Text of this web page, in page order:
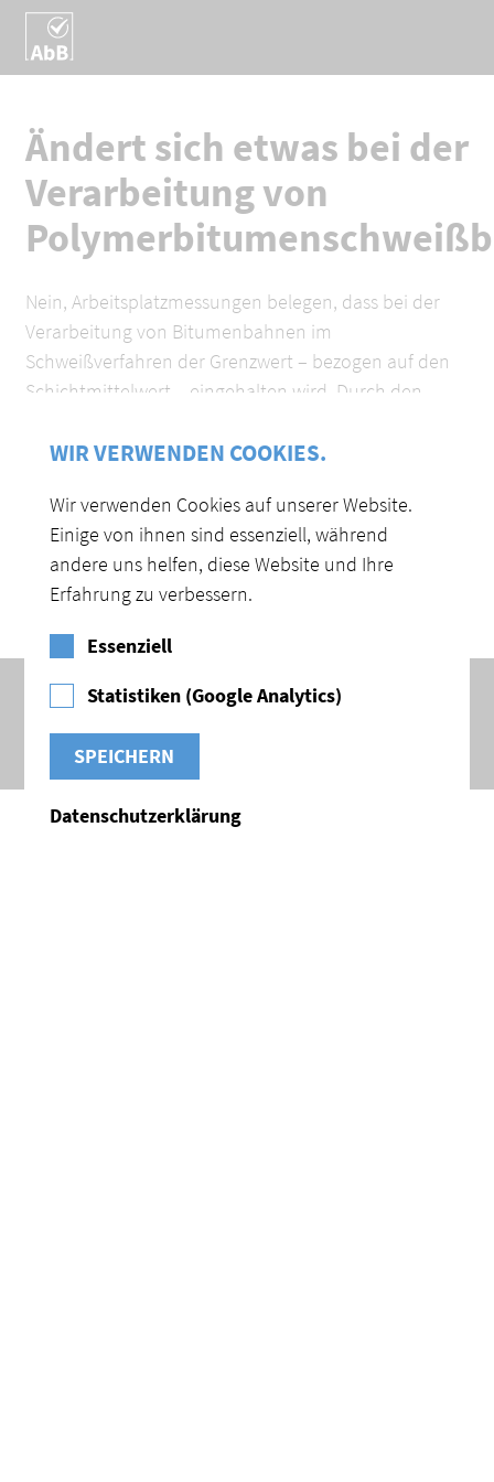
Ändert sich etwas bei der
Verarbeitung von
Nein, Arbeitsplatzmessungen belegen, dass bei der
Verarbeitung von Bitumenbahnen im
Schweißverfahren der Grenzwert – bezogen auf den
Schichtmittelwert – eingehalten wird. Durch den
Vorheriger Artikel Nächster Artikel
©2026 Aktionsbündnis Bitumen
Impressum
WIR VERWENDEN COOKIES.
Wir verwenden Cookies auf unserer Website.
Einige von ihnen sind essenziell, während
andere uns helfen, diese Website und Ihre
Erfahrung zu verbessern.
Essenziell
Statistiken (Google Analytics)
Datenschutzerklärung